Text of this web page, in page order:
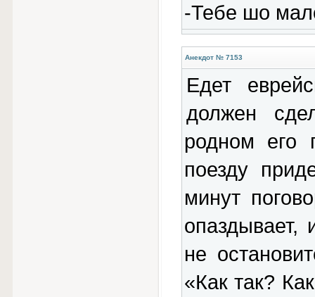
-Тебе шо
Анекдот № 7153
Едет
должен
родном его
поезду
минут
опаздывает,
не
«Как так?